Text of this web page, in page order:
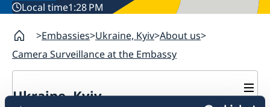
Local time1:28 PM
Embassies Ukraine, Kyiv About us
Camera Surveillance at the Embassy
Ukraine, Kyiv